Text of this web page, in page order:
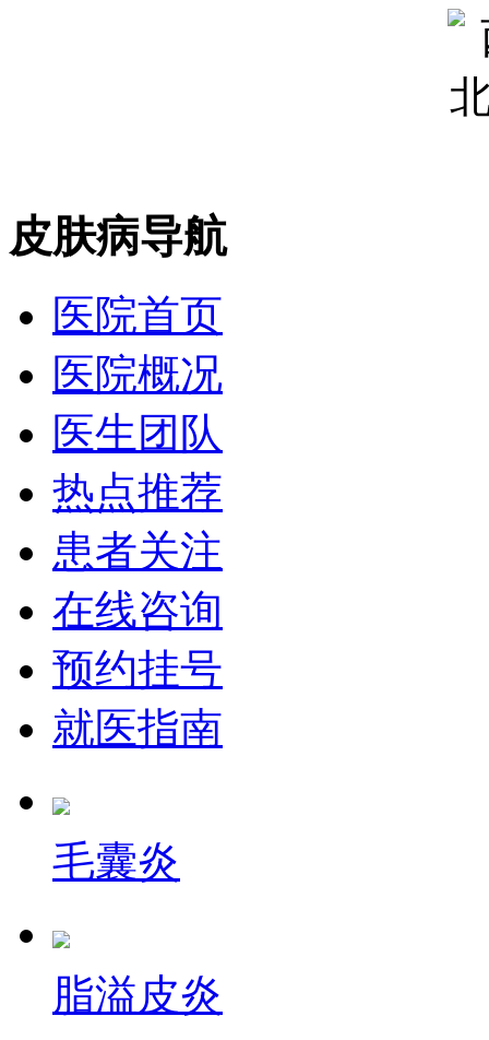
皮肤病导航
医院首页
医院概况
医生团队
热点推荐
患者关注
在线咨询
预约挂号
就医指南
毛囊炎
脂溢皮炎